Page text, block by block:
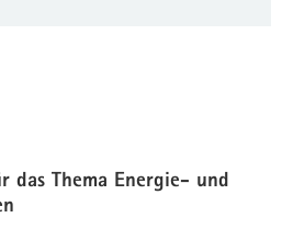
das Thema Energie- und